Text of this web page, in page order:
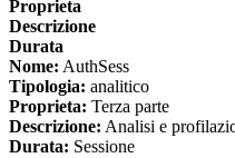
Proprieta
Descrizione
Durata
Nome: AuthSess
Tipologia: analitico
Proprieta: Terza parte
Descrizione: Analisi e
Durata: Sessione